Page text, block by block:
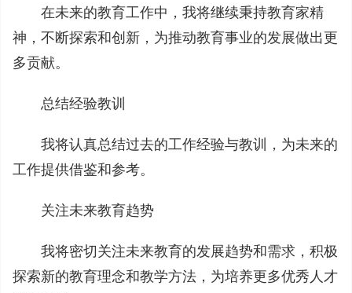
在未来的教育工作中，我将继续秉持教育家精
神，不断探索和创新，为推动教育事业的发展做出更
多贡献。
总结经验教训
我将认真总结过去的工作经验与教训，为未来的
工作提供借鉴和参考。
关注未来教育趋势
我将密切关注未来教育的发展趋势和需求，积极
探索新的教育理念和教学方法，为培养更多优秀人才